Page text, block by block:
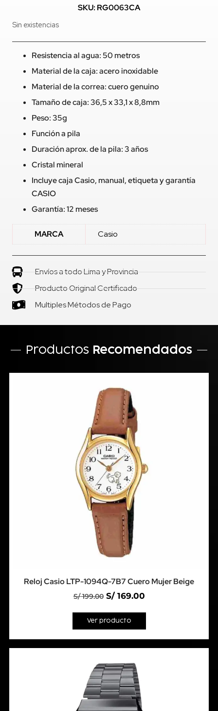
SKU: RG0063CA
Sin existencias
Resistencia al agua: 50 metros
Material de la caja: acero inoxidable
Material de la correa: cuero genuino
Tamaño de caja: 36,5 x 33,1 x 8,8mm
Peso: 35g
Función a pila
Duración aprox. de la pila: 3 años
Cristal mineral
Incluye caja Casio, manual, etiqueta y garantía
CASIO
Garantía: 12 meses
MARCA Casio
Envíos a todo Lima y Provincia
Producto Original Certificado
Multiples Métodos de Pago
Productos Recomendados
Reloj Casio LTP-1094Q-7B7 Cuero Mujer Beige
S/199.00 S/169.00
Ver producto